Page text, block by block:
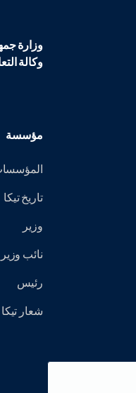
وزارة
وكالة
مؤسسة
تاريخ تيكا
وزير
نائب وزير
رئيس
شعار تيكا